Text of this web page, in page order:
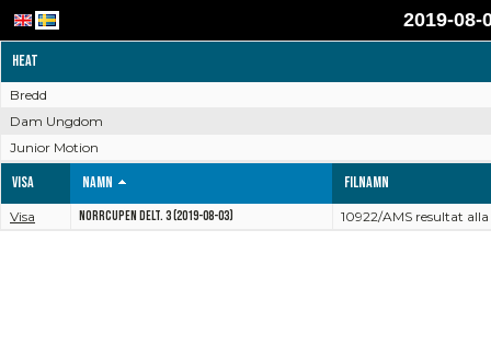
2019-08-
Heat
Bredd
Dam Ungdom
Junior Motion
Visa Namn Filnamn
Visa Norrcupen delt. 3 (2019-08-03) 10922/AMS resultat